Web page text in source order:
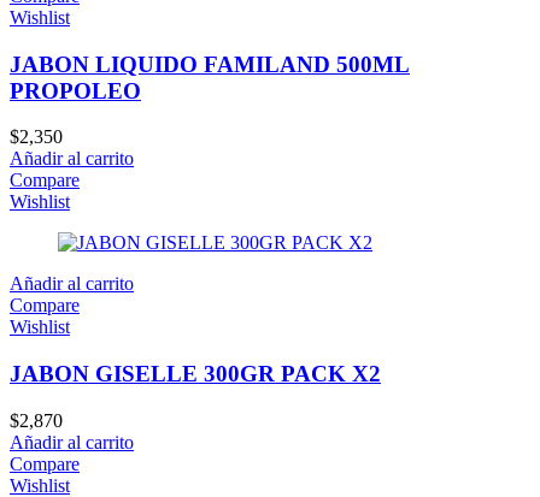
Wishlist
JABON LIQUIDO FAMILAND 500ML
PROPOLEO
$2,350
Añadir al carrito
Compare
Wishlist
Añadir al carrito
Compare
Wishlist
JABON GISELLE 300GR PACK X2
$2,870
Añadir al carrito
Compare
Wishlist